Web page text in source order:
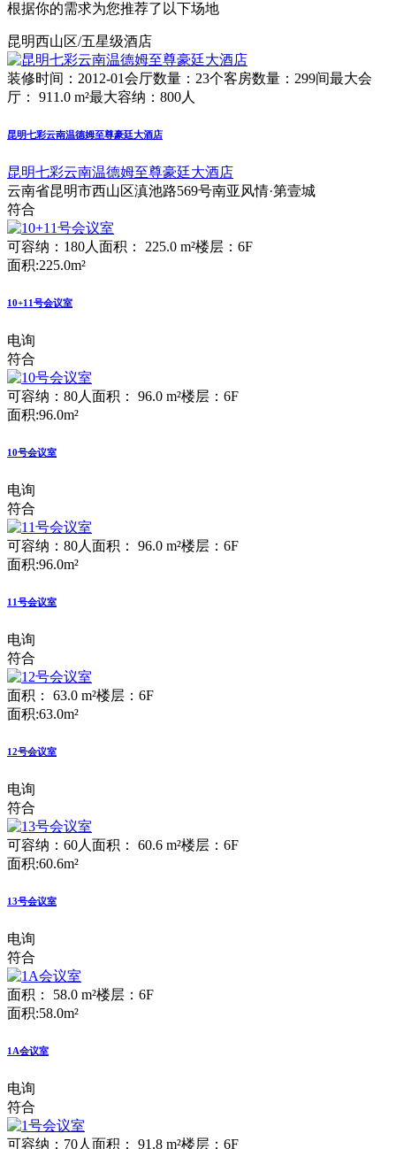
根据你的需求为您推荐了以下场地
昆明西山区/五星级酒店
装修时间：2012-01会厅数量：23个客房数量：299间最大会
厅： 911.0 m²最大容纳：800人
昆明七彩云南温德姆至尊豪廷大酒店
昆明七彩云南温德姆至尊豪廷大酒店
云南省昆明市西山区滇池路569号南亚风情·第壹城
符合
可容纳：180人 面积： 225.0 m²楼层：6F
面积:225.0m²
10+11号会议室
电询
符合
可容纳：80人 面积： 96.0 m²楼层：6F
面积:96.0m²
10号会议室
电询
符合
可容纳：80人 面积： 96.0 m²楼层：6F
面积:96.0m²
11号会议室
电询
符合
面积： 63.0 m²楼层：6F
面积:63.0m²
12号会议室
电询
符合
可容纳：60人 面积： 60.6 m²楼层：6F
面积:60.6m²
13号会议室
电询
符合
面积： 58.0 m²楼层：6F
面积:58.0m²
1A会议室
电询
符合
可容纳：70人 面积： 91.8 m²楼层：6F